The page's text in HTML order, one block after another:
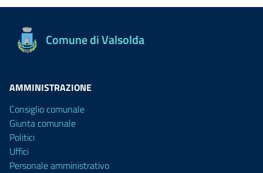
Comune di Valsolda
AMMINISTRAZIONE
Consiglio comunale
Giunta comunale
Politici
Uffici
Personale amministrativo